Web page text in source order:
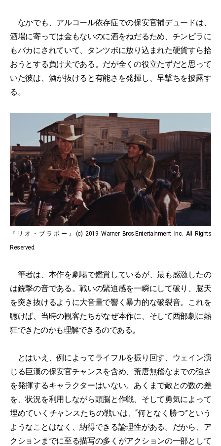
なかでも、アルコール依存症での保安官補デュードは、
酒場に寄っては金もないのに酒をねだるため、チンピラに
もバカにされていて、タンツボに放り込まれた硬貨すら拾
おうとする負け犬である。だが全くの役立たずだと思って
いた彼は、酒が抜けると有能さを発揮し、早撃ちを披露す
る。
『リオ・ブラボー』(c) 2019 Warner Bros.Entertainment Inc. All Rights
Reserved.
筆者は、本作を劇場で鑑賞しているが、最も感激したの
は銃撃の音である。戦いの緊迫感を一瞬にして破り、脳天
を突き抜けるように大音量で響く暴力的な破裂音。これを
聴けば、当時の観客たちがなぜ本作に、そして西部劇に熱
狂できたのかも理解できるのである。
とはいえ、例によってライフルを振り回す、ウェイン演
じる巨漢の保安官チャンスを含め、荒唐無稽なまでの強さ
を発揮するキャラクターはいない。あくまで敵との数の差
を、状況を利用しながら頭脳と作戦、そして勇気によって
埋めていくチャンスたちの戦いは、“何となく勝つ”という
ようなことはなく、納得できる論理性がある。だから、ア
クションまでに至る描写の多くがアクションの一部として